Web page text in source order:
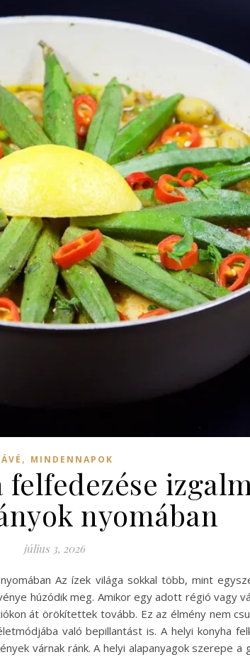
, MINDENNAPOK
nyomában
július 3, 2026
Az ízek világa sokkal több, mint
húzódik meg. Amikor egy adott régió vagy
át örökítettek tovább. Ez az élmény nem
való bepillantást is. A helyi konyha
várnak ránk. A helyi alapanyagok szerepe a